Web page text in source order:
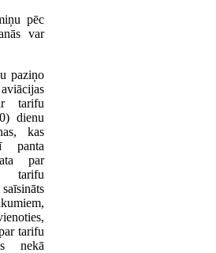
pēc
var
paziņo
tarifu
dienu
kas
panta
par
tarifu
tarifu
nekā